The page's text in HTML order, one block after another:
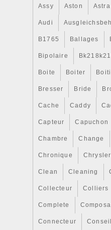
Assy Aston Astra
Audi
B1765 Ballages
Bipolaire
Boite Boiter
Bresser Bride
Cache Caddy
Capteur Capuchon
Chambre Change
Chronique Chrysler
Clean Cleaning
Collecteur Colliers
Complete
Connecteur
pas être
l’installation.
de l’Union
acheté un
pas parce que
erreur. Parfois,
pour votre
compatibilité
uniquement.
voiture,
attentivement
que vous allez
frais de retour
recevoir
de les
DPD,
l’emballage
va pas avec
coursier et